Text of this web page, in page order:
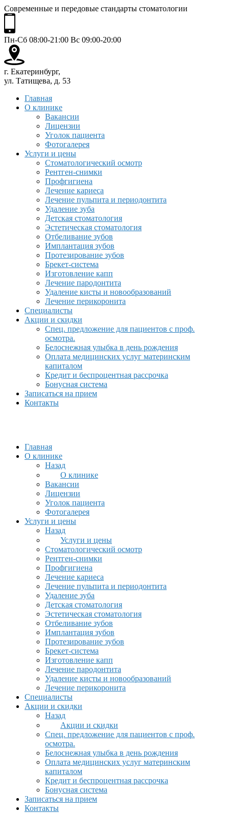
Современные и передовые стандарты стоматологии
Пн-Сб 08:00-21:00 Вс 09:00-20:00
г. Екатеринбург,
ул. Татищева, д. 53
Главная
О клинике
Вакансии
Лицензии
Уголок пациента
Фотогалерея
Услуги и цены
Стоматологический осмотр
Рентген-снимки
Профгигиена
Лечение кариеса
Лечение пульпита и периодонтита
Удаление зуба
Детская стоматология
Эстетическая стоматология
Отбеливание зубов
Имплантация зубов
Протезирование зубов
Брекет-система
Изготовление капп
Лечение пародонтита
Удаление кисты и новообразований
Лечение перикоронита
Специалисты
Акции и скидки
Спец. предложение для пациентов с проф.
осмотра.
Белоснежная улыбка в день рождения
Оплата медицинских услуг материнским
капиталом
Кредит и беспроцентная рассрочка
Бонусная система
Записаться на прием
Контакты
Главная
О клинике
Назад
О клинике
Вакансии
Лицензии
Уголок пациента
Фотогалерея
Услуги и цены
Назад
Услуги и цены
Стоматологический осмотр
Рентген-снимки
Профгигиена
Лечение кариеса
Лечение пульпита и периодонтита
Удаление зуба
Детская стоматология
Эстетическая стоматология
Отбеливание зубов
Имплантация зубов
Протезирование зубов
Брекет-система
Изготовление капп
Лечение пародонтита
Удаление кисты и новообразований
Лечение перикоронита
Специалисты
Акции и скидки
Назад
Акции и скидки
Спец. предложение для пациентов с проф.
осмотра.
Белоснежная улыбка в день рождения
Оплата медицинских услуг материнским
капиталом
Кредит и беспроцентная рассрочка
Бонусная система
Записаться на прием
Контакты